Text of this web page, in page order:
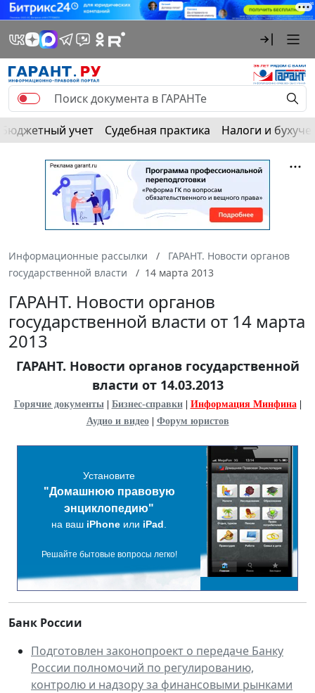
Бюджетный учет Судебная практика Налоги и
Информационные рассылки
ГАРАНТ. Новости органов
государственной власти
14 марта 2013
ГАРАНТ. Новости органов
государственной власти от 14 марта
2013
ГАРАНТ. Новости органов государственной
власти от 14.03.2013
Горячие документы| Бизнес-справки| Информация Минфина|
Аудио и видео| Форум юристов
Установите
"Домашнюю правовую
энциклопедию"
на ваш iPhone или iPad
Решайте бытовые вопросы легко!
Банк России
Подготовлен законопроект о передаче Банку
России полномочий по регулированию,
контролю и надзору за финансовыми рынками